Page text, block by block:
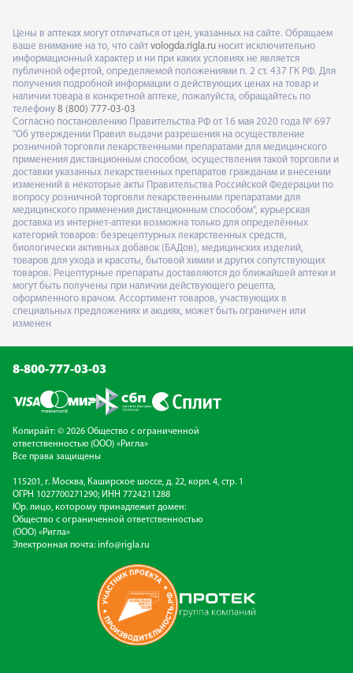
Цены в аптеках могут отличаться от цен, указанных на сайте. Обращаем
ваше внимание на то, что сайт vologda.rigla.ru носит исключительно
информационный характер и ни при каких условиях не является
публичной офертой, определяемой положениями п. 2 ст. 437 ГК РФ. Для
получения подробной информации о действующих ценах на товар и
наличии товара в конкретной аптеке, пожалуйста, обращайтесь по
телефону 8 (800) 777-03-03
Согласно постановлению Правительства РФ от 16 мая 2020 года № 697
"Об утверждении Правил выдачи разрешения на осуществление
розничной торговли лекарственными препаратами для медицинского
применения дистанционным способом, осуществления такой торговли и
доставки указанных лекарственных препаратов гражданам и внесении
изменений в некоторые акты Правительства Российской Федерации по
вопросу розничной торговли лекарственными препаратами для
медицинского применения дистанционным способом", курьерская
доставка из интернет-аптеки возможна только для определённых
категорий товаров: безрецептурных лекарственных средств,
биологически активных добавок (БАДов), медицинских изделий,
товаров для ухода и красоты, бытовой химии и других сопутствующих
товаров. Рецептурные препараты доставляются до ближайшей аптеки и
могут быть получены при наличии действующего рецепта,
оформленного врачом. Ассортимент товаров, участвующих в
специальных предложениях и акциях, может быть ограничен или
изменен
8-800-777-03-03
Копирайт: © 2026 Общество с ограниченной
ответственностью (ООО) «Ригла»
Все права защищены
115201, г. Москва, Каширское шоссе, д. 22, корп. 4, стр. 1
ОГРН 1027700271290; ИНН 7724211288
Юр. лицо, которому принадлежит домен:
Общество с ограниченной ответственностью
(ООО) «Ригла»
Электронная почта: info@rigla.ru